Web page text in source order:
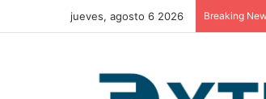
jueves, agosto 6 2026 Breaking